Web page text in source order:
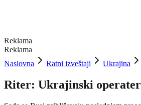
Reklama
Reklama
Naslovna
Ratni izveštaji Ukrajina
Riter: Ukrajinski operater